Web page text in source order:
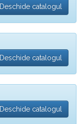
Deschide catalogul
Deschide catalogul
Deschide catalogul